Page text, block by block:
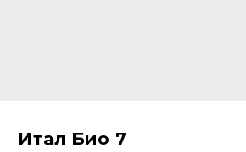
Итал Био 7